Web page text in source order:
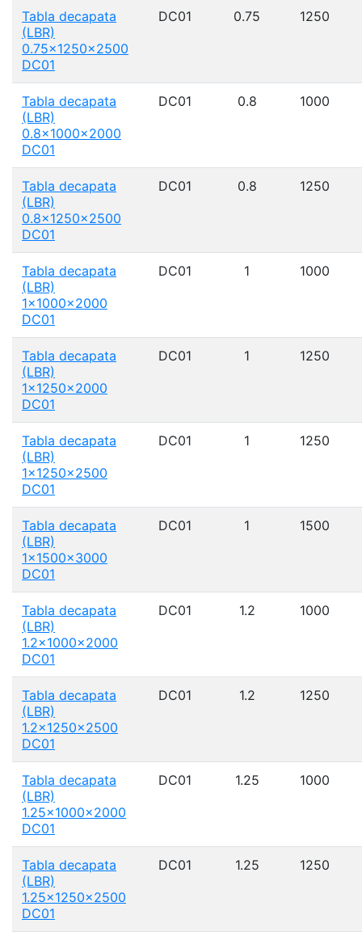
Tabla decapata
(LBR)
0.75x1250x2500
DC01
DC01 0.75 1250
Tabla decapata
(LBR)
0.8x1000x2000
DC01
DC01 0.8 1000
Tabla decapata
(LBR)
0.8x1250x2500
DC01
DC01 0.8 1250
Tabla decapata
(LBR)
1x1000x2000
DC01
DC01 1 1000
Tabla decapata
(LBR)
1x1250x2000
DC01
DC01 1 1250
Tabla decapata
(LBR)
1x1250x2500
DC01
DC01 1 1250
Tabla decapata
(LBR)
1x1500x3000
DC01
DC01 1 1500
Tabla decapata
(LBR)
1.2x1000x2000
DC01
DC01 1.2 1000
Tabla decapata
(LBR)
1.2x1250x2500
DC01
DC01 1.2 1250
Tabla decapata
(LBR)
1.25x1000x2000
DC01
DC01 1.25 1000
Tabla decapata
(LBR)
1.25x1250x2500
DC01
DC01 1.25 1250